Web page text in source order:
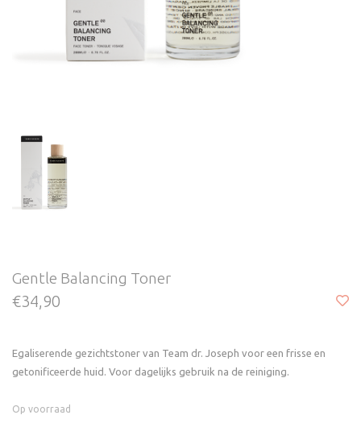
Gentle Balancing Toner
€34,90
Egaliserende gezichtstoner van Team dr. Joseph voor een frisse en
getonificeerde huid. Voor dagelijks gebruik na de reiniging.
Op voorraad